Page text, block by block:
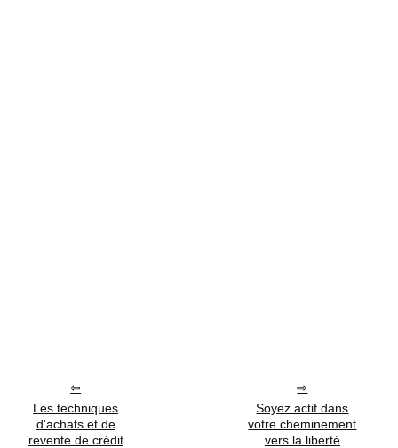
Les techniques
d'achats et de
revente de crédit
Soyez actif dans
votre cheminement
vers la liberté